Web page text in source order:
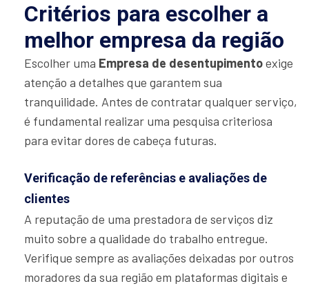
Critérios para escolher a
melhor empresa da região
Escolher uma Empresa de desentupimentoexige
atenção a detalhes que garantem sua
tranquilidade. Antes de contratar qualquer serviço,
é fundamental realizar uma pesquisa criteriosa
para evitar dores de cabeça futuras.
Verificação de referências e avaliações de
clientes
A reputação de uma prestadora de serviços diz
muito sobre a qualidade do trabalho entregue.
Verifique sempre as avaliações deixadas por outros
moradores da sua região em plataformas digitais e